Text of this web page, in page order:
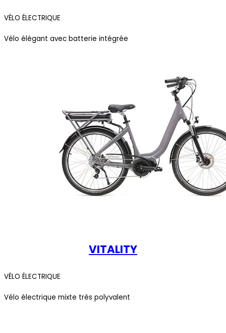
VÉLO ÉLECTRIQUE
Vélo élégant avec batterie intégrée
VITALITY
VÉLO ÉLECTRIQUE
Vélo électrique mixte très polyvalent